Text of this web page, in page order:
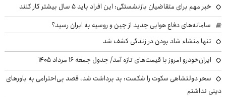
خبر مهم برای متقاضیان بازنشستگی: این افراد باید ۵ سال بیشتر کار کنند
سامانه‌های دفاع هوایی جدید از چین و روسیه به ایران رسید؟
تنها منشاء شاد بودن در زندگی کشف شد
ایران‌خودرو امروز با قیمت‌های تازه آمد/ جدول جمعه ۱۶ مرداد ۱۴۰۵
سحر دولتشاهی سکوت را شکست: بد برداشت شد، قصد بی‌احترامی به باورهای
دینی نداشتم